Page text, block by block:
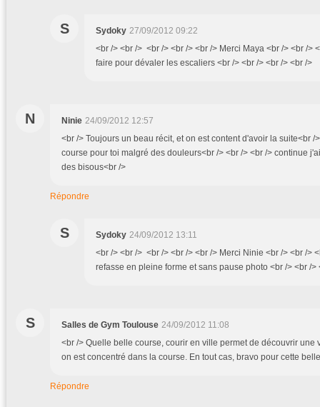
S Sydoky 27/09/2012 09:22
<br /> <br /> <br /> <br /> <br /> Merci Maya <br /> <br />
faire pour dévaler les escaliers <br /> <br /> <br /> <br />
N Ninie 24/09/2012 12:57
<br /> Toujours un beau récit, et on est content d'avoir la suite<br /
course pour toi malgré des douleurs<br /> <br /> <br /> continue
des bisous<br />
Répondre
S Sydoky 24/09/2012 13:11
<br /> <br /> <br /> <br /> <br /> Merci Ninie <br /> <br />
refasse en pleine forme et sans pause photo <br /> <br />
S Salles de Gym Toulouse 24/09/2012 11:08
<br /> Quelle belle course, courir en ville permet de découvrir une
on est concentré dans la course. En tout cas, bravo pour cette
Répondre